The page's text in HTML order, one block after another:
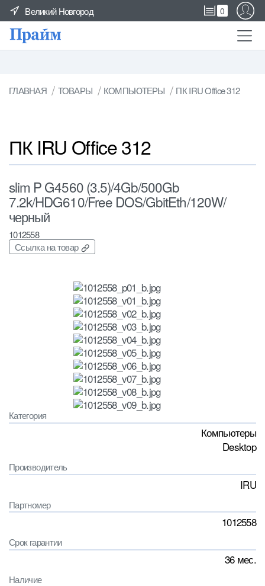
Великий Новгород 0
ГЛАВНАЯ ТОВАРЫ КОМПЬЮТЕРЫ ПК IRU Office 312
ПК IRU Office 312
slim P G4560 (3.5)/4Gb/500Gb
7.2k/HDG610/Free DOS/GbitEth/120W/
черный
1012558
Ссылка на товар
Категория
Компьютеры
Desktop
Производитель
IRU
Партномер
1012558
Срок гарантии
36 мес.
Наличие